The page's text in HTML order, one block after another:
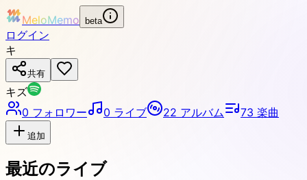
MeloMemo beta
ログイン
キ
共有
キズ
0 フォロワー 0 ライブ 22 アルバム 73 楽曲
追加
最近のライブ